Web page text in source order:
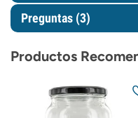
Preguntas (3)
Productos